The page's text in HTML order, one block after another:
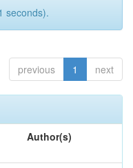
seconds).
previous 1 next
Author(s)